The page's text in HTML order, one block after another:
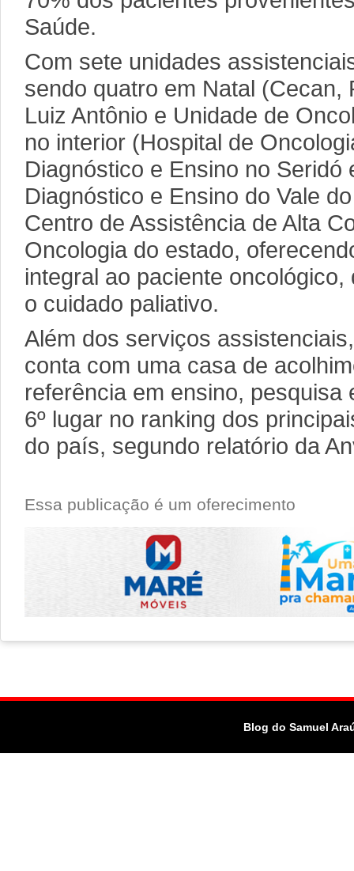
Saúde.
Com sete unidades
sendo quatro em Natal (Cecan,
Luiz Antônio e Unidade de
no interior (Hospital de
Diagnóstico e Ensino no Seridó
Diagnóstico e Ensino do Vale
Centro de Assistência de Alta
Oncologia do estado,
integral ao paciente
o cuidado paliativo.
Além dos serviços
conta com uma casa de
referência em ensino, pesquisa
6º lugar no ranking dos
do país, segundo relatório da
Essa publicação é um oferecimento
Blog do Samuel